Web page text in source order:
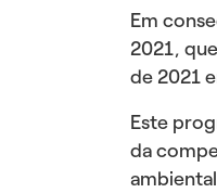
Em
2021,
de 2021
Este
da